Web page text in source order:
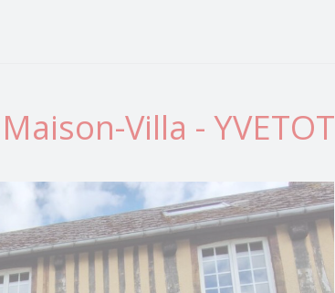
Maison-Villa - YVETOT